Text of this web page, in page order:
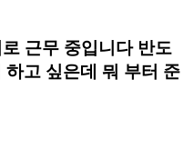
근무 중입니다 반도
고 싶은데 뭐 부터 준